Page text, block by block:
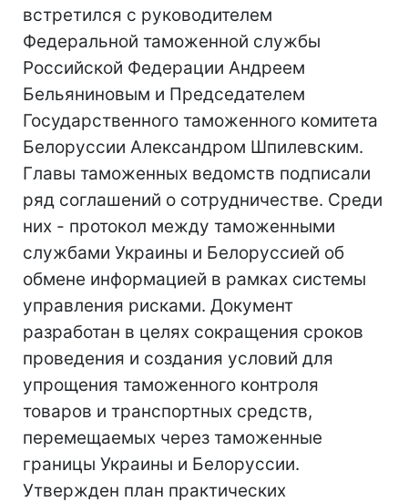
встретился с руководителем
Федеральной таможенной службы
Российской Федерации Андреем
Бельяниновым и Председателем
Государственного таможенного комитета
Белоруссии Александром Шпилевским.
Главы таможенных ведомств подписали
ряд соглашений о сотрудничестве. Среди
них - протокол между таможенными
службами Украины и Белоруссией об
обмене информацией в рамках системы
управления рисками. Документ
разработан в целях сокращения сроков
проведения и создания условий для
упрощения таможенного контроля
товаров и транспортных средств,
перемещаемых через таможенные
границы Украины и Белоруссии.
Утвержден план практических